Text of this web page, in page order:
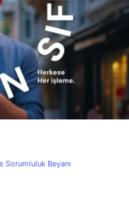
Sorumluluk Beyanı